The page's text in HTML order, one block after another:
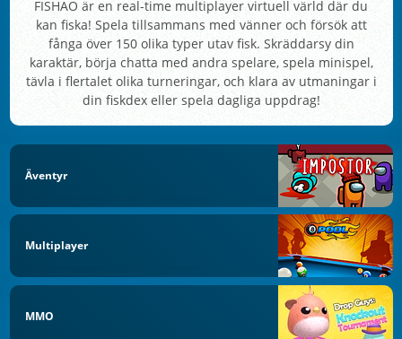
FISHAO är en real-time multiplayer virtuell värld där du
kan fiska! Spela tillsammans med vänner och försök att
fånga över 150 olika typer utav fisk. Skräddarsy din
karaktär, börja chatta med andra spelare, spela minispel,
tävla i flertalet olika turneringar, och klara av utmaningar i
din fiskdex eller spela dagliga uppdrag!
Äventyr
Multiplayer
MMO